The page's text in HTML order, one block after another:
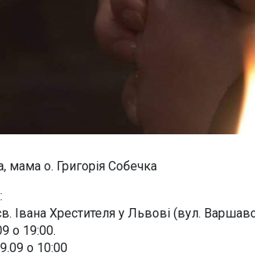
мама о. Григорія Собечка
Івана Хрестителя у Львові (вул.
о 19:00.
о 10:00